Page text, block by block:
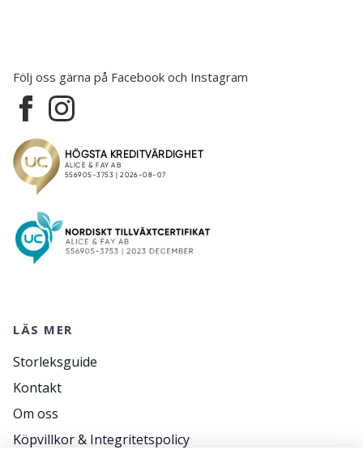
Följ oss gärna på Facebook och Instagram
LÄS MER
Storleksguide
Kontakt
Om oss
Köpvillkor & Integritetspolicy